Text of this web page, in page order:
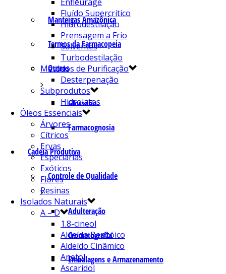
Manteigas Amazônica
Termos da Farmacopeia
Outros
Glossário
Farmacognosia
Cadeia Produtiva
Controle de Qualidade
Adulteração
Cromatografia
Embalagens e Armazenamento
Fluído Supercrítico
Hidrodestilação
Prensagem a Frio
Solventes
Turbodestilação
Métodos de Purificação
Desterpenação
Subprodutos
Hidrolatos
Óleos Essenciais
Árvores
Cítricos
Ervas
Especiarias
Exóticos
Flores
Resinas
Isolados Naturais
A – D
1.8-cineol
Aldeído Benzóico
Aldeído Cinâmico
Anetol
Ascaridol